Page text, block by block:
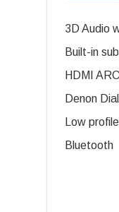
3D Audio
Built-in
HDMI ARC
Denon
Low
Bluetooth